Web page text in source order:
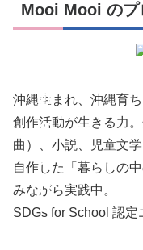
創
動
の
れ
こ
Mooi Mooi のプ
沖縄生まれ、沖縄育ち
創作活動が生きる力
曲）、小説、児童文学
自作した「暮らしの
みながら実践中。
SDGs for School 認定